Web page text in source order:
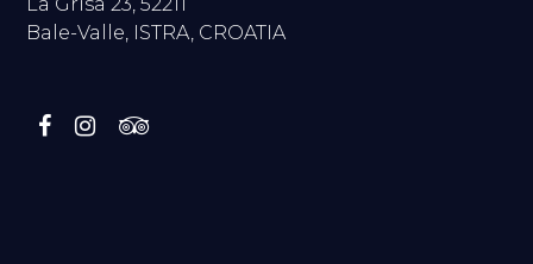
Bale-Valle, ISTRA, CROATIA